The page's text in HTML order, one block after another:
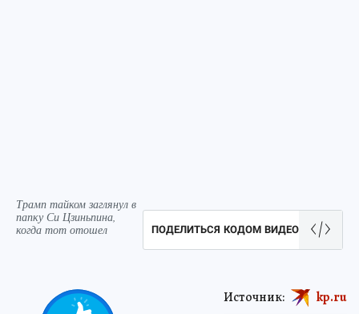
Трамп тайком заглянул в
папку Си Цзиньпина,
когда тот отошел
ПОДЕЛИТЬСЯ КОДОМ ВИДЕО
Источник: kp.ru